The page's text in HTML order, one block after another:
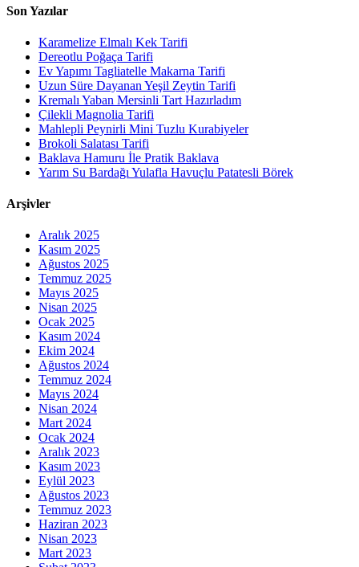
Son Yazılar
Karamelize Elmalı Kek Tarifi
Dereotlu Poğaça Tarifi
Ev Yapımı Tagliatelle Makarna Tarifi
Uzun Süre Dayanan Yeşil Zeytin Tarifi
Kremalı Yaban Mersinli Tart Hazırladım
Çilekli Magnolia Tarifi
Mahlepli Peynirli Mini Tuzlu Kurabiyeler
Brokoli Salatası Tarifi
Baklava Hamuru İle Pratik Baklava
Yarım Su Bardağı Yulafla Havuçlu Patatesli Börek
Arşivler
Aralık 2025
Kasım 2025
Ağustos 2025
Temmuz 2025
Mayıs 2025
Nisan 2025
Ocak 2025
Kasım 2024
Ekim 2024
Ağustos 2024
Temmuz 2024
Mayıs 2024
Nisan 2024
Mart 2024
Ocak 2024
Aralık 2023
Kasım 2023
Eylül 2023
Ağustos 2023
Temmuz 2023
Haziran 2023
Nisan 2023
Mart 2023